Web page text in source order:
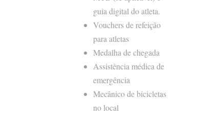
guia digital do atleta.
Vouchers de refeição
para atletas
Medalha de chegada
Assistência médica de
emergência
Mecânico de bicicletas
no local